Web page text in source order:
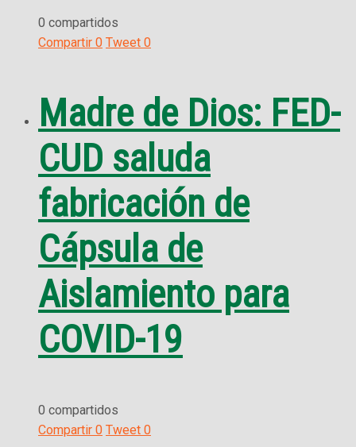
0 compartidos
Compartir 0 Tweet 0
Madre de Dios: FED-
CUD saluda
fabricación de
Cápsula de
Aislamiento para
COVID-19
0 compartidos
Compartir 0 Tweet 0